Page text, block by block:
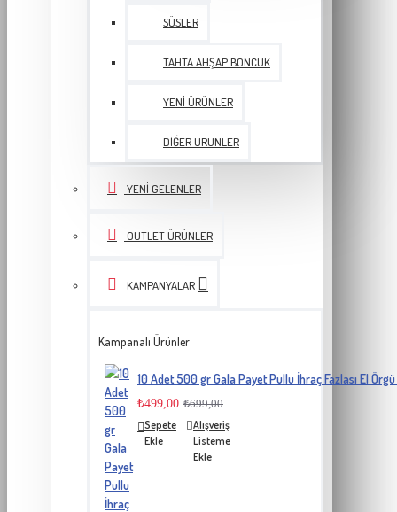
SÜSLER
TAHTA AHŞAP BONCUK
YENI ÜRÜNLER
DIĞER ÜRÜNLER
YENI GELENLER
OUTLET ÜRÜNLER
KAMPANYALAR
Kampanalı Ürünler
10 Adet 500 gr Gala Payet Pullu İhraç Fazlası El
₺499,00 ₺699,00
Sepete
Ekle
Alışveriş
Listeme
Ekle